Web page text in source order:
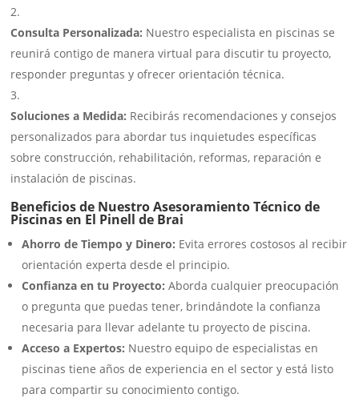
Consulta Personalizada: Nuestro especialista en piscinas se
reunirá contigo de manera virtual para discutir tu proyecto,
responder preguntas y ofrecer orientación técnica.
Soluciones a Medida: Recibirás recomendaciones y consejos
personalizados para abordar tus inquietudes específicas
sobre construcción, rehabilitación, reformas, reparación e
instalación de piscinas.
Beneficios de Nuestro Asesoramiento Técnico de
Piscinas en El Pinell de Brai
Ahorro de Tiempo y Dinero: Evita errores costosos al recibir
orientación experta desde el principio.
Confianza en tu Proyecto: Aborda cualquier preocupación
o pregunta que puedas tener, brindándote la confianza
necesaria para llevar adelante tu proyecto de piscina.
Acceso a Expertos: Nuestro equipo de especialistas en
piscinas tiene años de experiencia en el sector y está listo
para compartir su conocimiento contigo.